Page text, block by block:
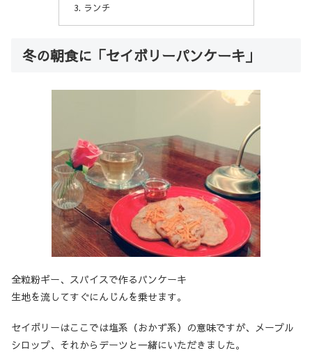
ランチ
冬の朝食に「セイボリーパンケーキ」
全粒粉ギー、スパイスで作るパンケーキ
生地を流してすぐにんじんを乗せます。
セイボリーはここでは塩系（おかず系）の意味ですが、メープル
シロップ、それからデーツと一緒にいただきました。